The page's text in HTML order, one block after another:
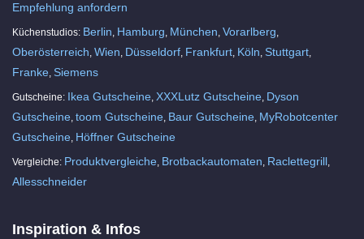
Empfehlung anfordern
Küchenstudios: Berlin Hamburg München Vorarlberg
Oberösterreich Wien Düsseldorf Frankfurt Köln Stuttgart
Franke Siemens
Gutscheine: Ikea Gutscheine XXXLutz Gutscheine Dyson
Gutscheine toom Gutscheine Baur Gutscheine MyRobotcenter
Gutscheine Höffner Gutscheine
Vergleiche: Produktvergleiche Brotbackautomaten Raclettegrill
Allesschneider
Inspiration & Infos